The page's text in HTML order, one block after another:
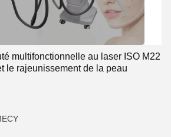
multifonctionnelle au laser ISO M22
le rajeunissement de la peau